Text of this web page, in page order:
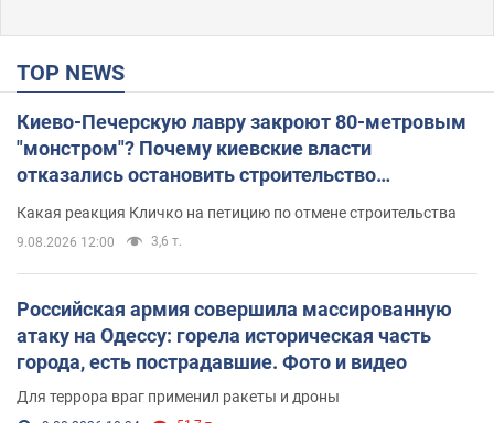
TOP NEWS
Киево-Печерскую лавру закроют 80-метровым
"монстром"? Почему киевские власти
отказались остановить строительство
Какая реакция Кличко на петицию по отмене строительства
9.08.2026 12:00 3,6 т.
Российская армия совершила массированную
атаку на Одессу: горела историческая часть
города, есть пострадавшие. Фото и видео
Для террора враг применил ракеты и дроны